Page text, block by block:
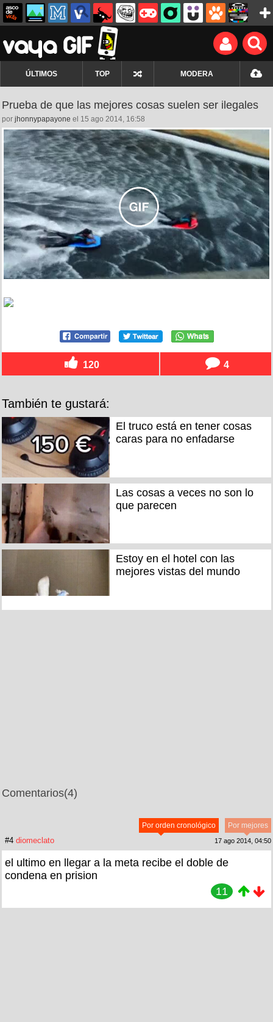
ÚLTIMOS TOP MODERA
Prueba de que las mejores cosas suelen ser ilegales
por jhonnypapayone el 15 ago 2014, 16:58
120 4
También te gustará:
El truco está en tener cosas
caras para no enfadarse
Las cosas a veces no son lo
que parecen
Estoy en el hotel con las
mejores vistas del mundo
Comentarios(4)
Por mejores
Por orden cronológico
#4 diomeclato 17 ago 2014, 04:50
el ultimo en llegar a la meta recibe el doble de
condena en prision
11